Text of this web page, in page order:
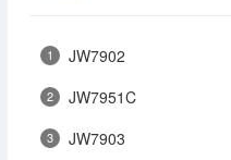
1 JW7902
2 JW7951C
3 JW7903